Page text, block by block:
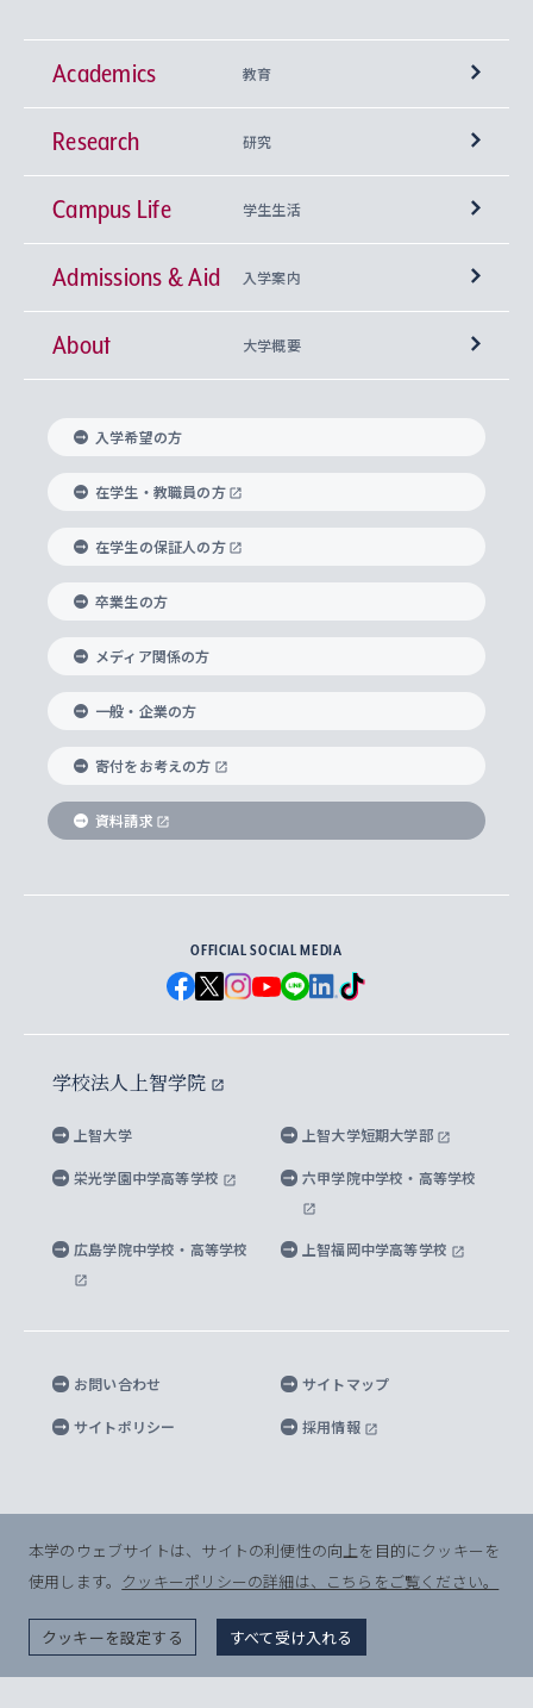
Academics 教育
学部
神学部
文学部
総合人間科学部
経済学部
外国語学部
総合グローバル学部
国際教養学部
理工学部
Futures） – 持続可能な未来を考える６学科連携
興味から学科を探す
上智大学の全学共通教育
基盤教育センター
キリスト教人間学
身体知
思考と表現
データサイエンス
上智大学の語学教育
言語教育研究センター
上智大学のグローバル教育
グローバル教育センター
上智大学で学ぶ
海外で学ぶ
学びのサポート
大学院
神学研究科
実践宗教学研究科
総合人間科学研究科
経済学研究科
グローバル・スタディーズ研究科
助産学専攻科
生涯学習
Research 研究
研究所 等
キリスト教文化研究所
中世思想研究所
国際言語情報研究所
グローバル・コンサーン研究所
比較文化研究所
ヨーロッパ研究所
アジア文化研究所
アメリカ・カナダ研究所
メディア・ジャーナリズム研究所
水稀少社会研究センター
先進機械・構造材料イノベーションセンター
マイクロ波サイエンス研究センター
半導体研究所
生命倫理研究所
Sophia Open Research Weeks (SORW)
産官学連携
知的財産
研究支援制度
重点領域研究・自由課題研究
研究活動に関する法令・研究費の使用について
Campus Life 学生生活
学期区分と授業時間割
課外活動
課外教育プログラム
ボランティア活動
グローバルな学びのコミュニティ
学生の相談窓口
心身の健康相談
ハラスメント防止の取り組み
障がいのある学生への支援
キャリア形成サポート
キャリア形成支援プログラム
就職（内定先）・進路統計
企業の採用ご担当者様へのご案内
住まいのサポート
Admissions & Aid 入学案内
上智大学で取得できる学位
入れの方針）
科目等履修生
研究生・外国人特別研究生・国費留学生
交換留学生(海外大学から上智大学で学ぶ)
ノンディグリー生
Sophia Short-term Program受講生
学費・奨学金
学部入学前に出願する奨学金
国による高等教育の修学支援新制度
大学院生対象の奨学金
海外留学する際の費用と奨学金
About 大学概要
理事長・学長メッセージ
学長・副学長紹介
上智大学の精神
上智大学の理念
上智大学の沿革
ソフィア・アーカイブズ
上智大学とカトリック
グローバルエンゲージメント
上智大学を訪れた世界の知性
国連Weeks・アフリカWeeks
ダイバーシティ＆サステナビリティへの取り組み
上智大学公式ソーシャルメディア
学校法人上智学院について
数字で見る上智大学
上智大学のネットワーク
父母・保証人とのネットワーク
学外とのネットワーク
上智大学の出版物
上智大学大学案内・大学院案内
英文広報誌 SOPHIA magazine
上智大学のビジュアル・アイデンティティ
上智大学ビジュアル・アイデンティティ
上智大学校歌 ・上智大学学生歌
上智大学への取材・キャンパスでの撮影について
上智大学の公開情報
上智大学の教育研究活動等の情報公表
内部質保証と自己点検・評価
キャンパス案内
四谷キャンパス 施設紹介
キャンパスへのアクセス
海外拠点
教職協働の取り組み
プライバシーポリシー
入学希望の方
在学生・教職員の方
在学生の保証人の方
卒業生の方
メディア関係の方
一般・企業の方
寄付をお考えの方
資料請求
OFFICIAL SOCIAL MEDIA
学校法人上智学院
上智大学 上智大学短期大学部
栄光学園中学高等学校 六甲学院中学校・高等学校
広島学院中学校・高等学校 上智福岡中学高等学校
お問い合わせ サイトマップ
サイトポリシー 採用情報
© Sophia University. All Rights Reserved.
本学のウェブサイトは、サイトの利便性の向上を目的にクッキーを
使用します。 クッキーポリシーの詳細は、こちらをご覧ください。
クッキーを設定する すべて受け入れる